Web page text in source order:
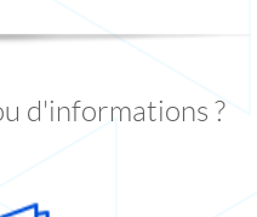
d'informations ?